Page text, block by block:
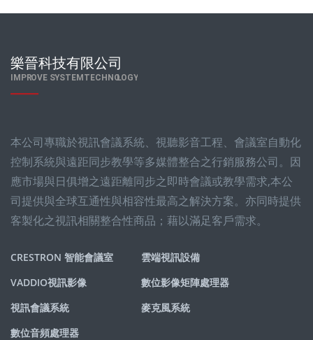
本公司專職於視訊會議系統、視聽影音工程、會議室自動化
控制系統與遠距同步教學等多媒體整合之行銷服務公司。因
應市場與日俱增之遠距離同步之即時會議或教學需求,本公
司提供與全球互通性與相容性最高之解決方案。亦同時提供
客製化之視訊相關整合性商品；藉以滿足客戶需求。
CRESTRON 智能會議室
VADDIO視訊影像
視訊會議系統
雲端視訊設備
數位影像矩陣處理器
麥克風系統
數位音頻處理器